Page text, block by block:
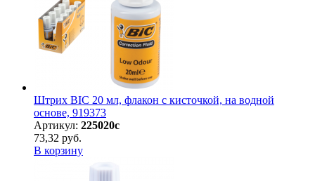
Штрих BIC 20 мл, флакон с кисточкой, на водной
основе, 919373
Артикул: 225020с
73,32 руб.
В корзину